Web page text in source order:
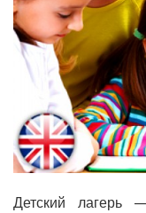
Детский